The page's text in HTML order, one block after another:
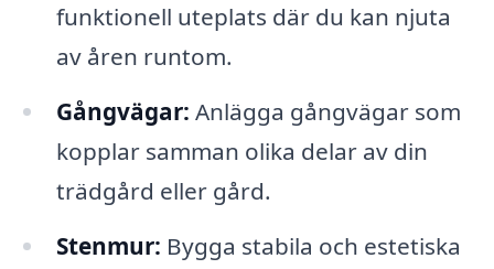
funktionell uteplats där du kan njuta
av åren runtom.
Gångvägar: Anlägga gångvägar som
kopplar samman olika delar av din
trädgård eller gård.
Stenmur: Bygga stabila och estetiska